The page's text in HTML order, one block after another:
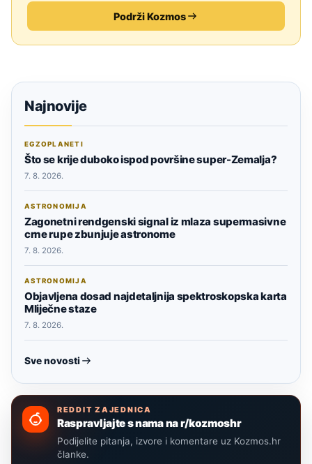
Podrži Kozmos
Najnovije
EGZOPLANETI
Što se krije duboko ispod površine super-Zemalja?
7. 8. 2026.
ASTRONOMIJA
Zagonetni rendgenski signal iz mlaza supermasivne
crne rupe zbunjuje astronome
7. 8. 2026.
ASTRONOMIJA
Objavljena dosad najdetaljnija spektroskopska karta
Mliječne staze
7. 8. 2026.
Sve novosti
REDDIT ZAJEDNICA
Raspravljajte s nama na r/kozmoshr
Podijelite pitanja, izvore i komentare uz Kozmos.hr
članke.